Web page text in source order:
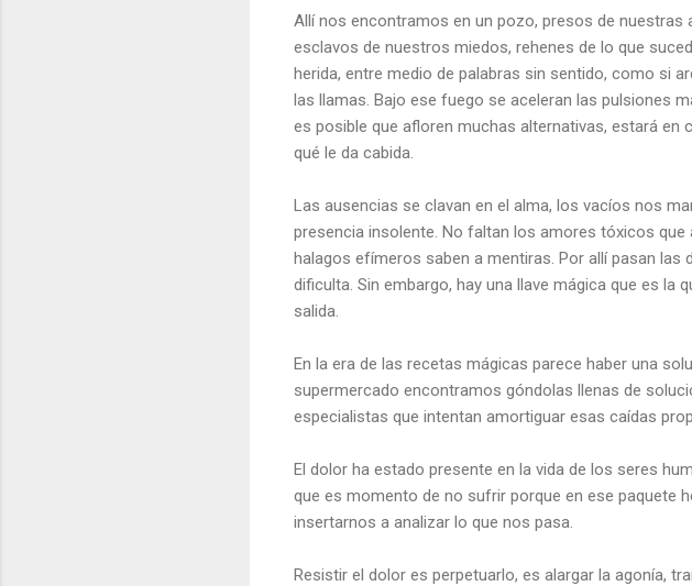
Allí nos encontramos en un pozo, presos de nuestras
esclavos de nuestros miedos, rehenes de lo que
herida, entre medio de palabras sin sentido, como si
las llamas. Bajo ese fuego se aceleran las pulsiones
es posible que afloren muchas alternativas, estará en
qué le da cabida.
Las ausencias se clavan en el alma, los vacíos nos
presencia insolente. No faltan los amores tóxicos
halagos efímeros saben a mentiras. Por allí pasan
dificulta. Sin embargo, hay una llave mágica que es la
salida.
En la era de las recetas mágicas parece haber una
supermercado encontramos góndolas llenas de
especialistas que intentan amortiguar esas caídas
El dolor ha estado presente en la vida de los seres
que es momento de no sufrir porque en ese paquete
insertarnos a analizar lo que nos pasa.
Resistir el dolor es perpetuarlo, es alargar la agonía,